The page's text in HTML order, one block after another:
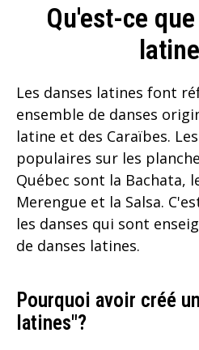
Qu'est-ce
Les danses latines font
ensemble de danses
latine et des Caraïbes.
populaires sur les
Québec sont la Bachata,
Merengue et la Salsa.
les danses qui sont
de danses latines.
Pourquoi avoir créé
latines"?